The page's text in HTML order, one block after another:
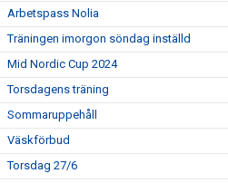
Arbetspass Nolia
Träningen imorgon söndag inställd
Mid Nordic Cup 2024
Torsdagens träning
Sommaruppehåll
Väskförbud
Torsdag 27/6